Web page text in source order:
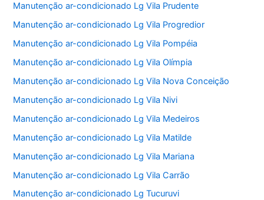
Manutenção ar-condicionado Lg Vila Prudente
Manutenção ar-condicionado Lg Vila Progredior
Manutenção ar-condicionado Lg Vila Pompéia
Manutenção ar-condicionado Lg Vila Olímpia
Manutenção ar-condicionado Lg Vila Nova Conceição
Manutenção ar-condicionado Lg Vila Nivi
Manutenção ar-condicionado Lg Vila Medeiros
Manutenção ar-condicionado Lg Vila Matilde
Manutenção ar-condicionado Lg Vila Mariana
Manutenção ar-condicionado Lg Vila Carrão
Manutenção ar-condicionado Lg Tucuruvi